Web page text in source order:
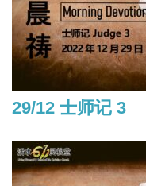
29/12 士师记 3